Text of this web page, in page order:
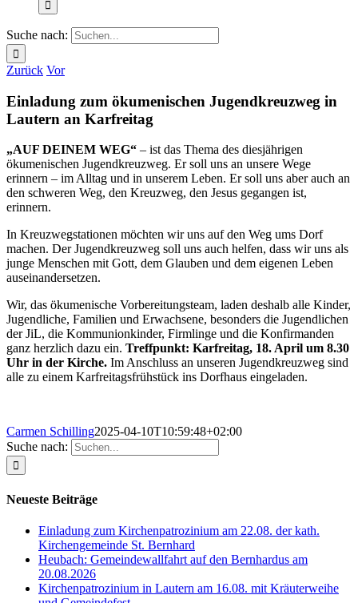
Suche nach:
Zurück Vor
Einladung zum ökumenischen Jugendkreuzweg in
Lautern an Karfreitag
„AUF DEINEM WEG“ – ist das Thema des diesjährigen
ökumenischen Jugendkreuzweg. Er soll uns an unsere Wege
erinnern – im Alltag und in unserem Leben. Er soll uns aber auch an
den schweren Weg, den Kreuzweg, den Jesus gegangen ist,
erinnern.
In Kreuzwegstationen möchten wir uns auf den Weg ums Dorf
machen. Der Jugendkreuzweg soll uns auch helfen, dass wir uns als
junge Menschen mit Gott, dem Glauben und dem eigenen Leben
auseinandersetzen.
Wir, das ökumenische Vorbereitungsteam, laden deshalb alle Kinder,
Jugendliche, Familien und Erwachsene, besonders die Jugendlichen
der JiL, die Kommunionkinder, Firmlinge und die Konfirmanden
ganz herzlich dazu ein. Treffpunkt: Karfreitag, 18. April um 8.30
Uhr in der Kirche. Im Anschluss an unseren Jugendkreuzweg sind
alle zu einem Karfreitagsfrühstück ins Dorfhaus eingeladen.
Carmen Schilling2025-04-10T10:59:48+02:00
Suche nach:
Neueste Beiträge
Einladung zum Kirchenpatrozinium am 22.08. der kath.
Kirchengemeinde St. Bernhard
Heubach: Gemeindewallfahrt auf den Bernhardus am
20.08.2026
Kirchenpatrozinium in Lautern am 16.08. mit Kräuterweihe